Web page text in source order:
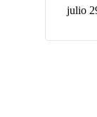
julio